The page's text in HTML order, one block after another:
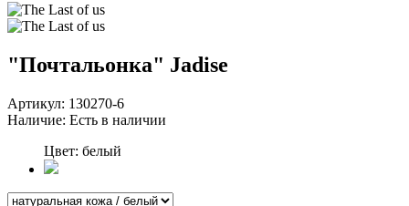
"Почтальонка" Jadise
Артикул: 130270-6
Наличие: Есть в наличии
Цвет: белый